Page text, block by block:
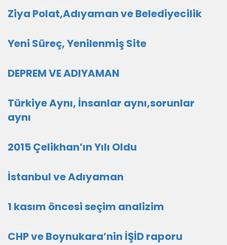
Ziya Polat,Adıyaman ve Belediyecilik
Yeni Süreç, Yenilenmiş Site
DEPREM VE ADIYAMAN
Türkiye Aynı, İnsanlar aynı,sorunlar
aynı
2015 Çelikhan’ın Yılı Oldu
İstanbul ve Adıyaman
1 kasım öncesi seçim analizim
CHP ve Boynukara’nin İŞİD raporu